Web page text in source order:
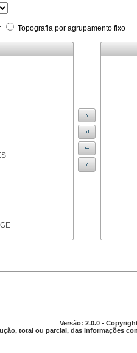
Topografia por agrupamento fixo
Versão: 2.0.0 -
total ou parcial, das informações